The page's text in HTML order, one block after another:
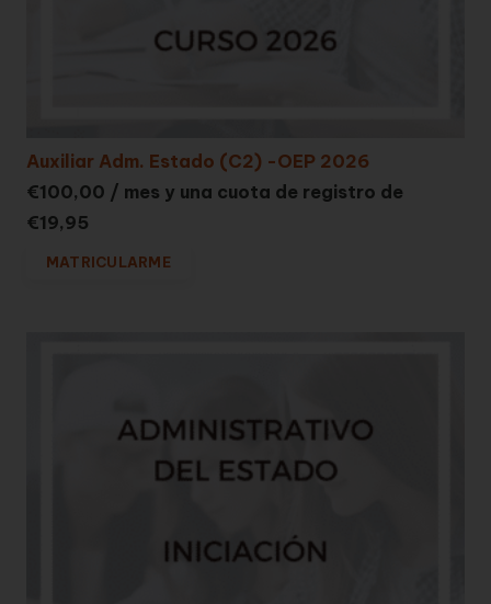
Auxiliar Adm. Estado (C2) -OEP 2026
€100,00 / mes y una cuota de registro de
€19,95
MATRICULARME